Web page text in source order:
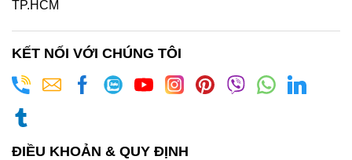
TP.HCM
KẾT NỐI VỚI CHÚNG TÔI
ĐIỀU KHOẢN & QUY ĐỊNH